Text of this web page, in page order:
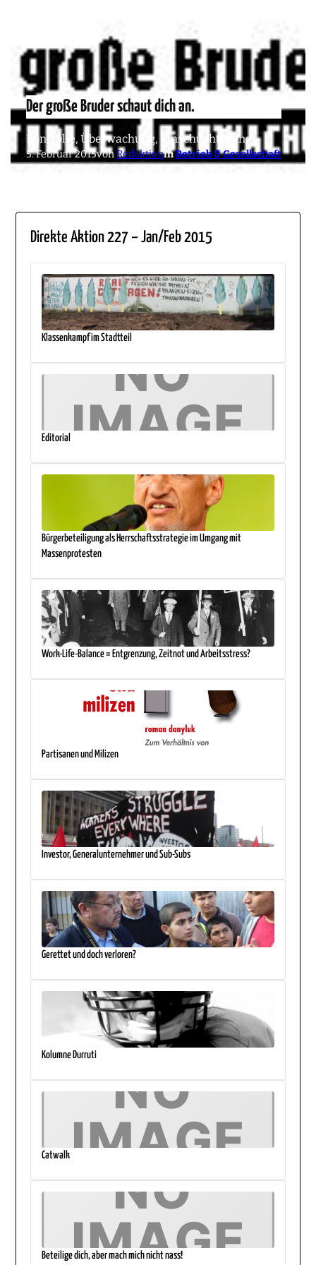
Der große Bruder schaut dich an.
Kontrolle, Überwachung, Einschüchterung
5. Februar 2015vonRedaktioninBetrieb & Gesellschaft
Direkte Aktion 227 – Jan/Feb 2015
Klassenkampf im Stadtteil
Editorial
Bürgerbeteiligung als Herrschaftsstrategie im Umgang mit
Massenprotesten
Work-Life-Balance = Entgrenzung, Zeitnot und Arbeitsstress?
Partisanen und Milizen
Investor, Generalunternehmer und Sub-Subs
Gerettet und doch verloren?
Kolumne Durruti
Catwalk
Beteilige dich, aber mach mich nicht nass!